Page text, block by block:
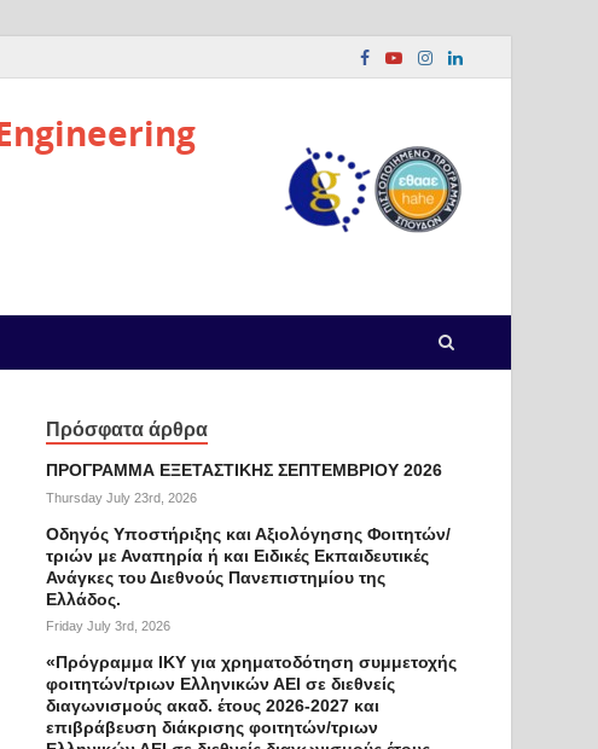
Πρόσφατα άρθρα
ΠΡΟΓΡΑΜΜΑ ΕΞΕΤΑΣΤΙΚΗΣ ΣΕΠΤΕΜΒΡΙΟΥ 2026
Thursday July 23rd, 2026
Οδηγός Υποστήριξης και Αξιολόγησης Φοιτητών/
τριών με Αναπηρία ή και Ειδικές Εκπαιδευτικές
Ανάγκες του Διεθνούς Πανεπιστημίου της
Ελλάδος.
Friday July 3rd, 2026
«Πρόγραμμα ΙΚΥ για χρηματοδότηση συμμετοχής
φοιτητών/τριων Ελληνικών ΑΕΙ σε διεθνείς
διαγωνισμούς ακαδ. έτους 2026-2027 και
επιβράβευση διάκρισης φοιτητών/τριων